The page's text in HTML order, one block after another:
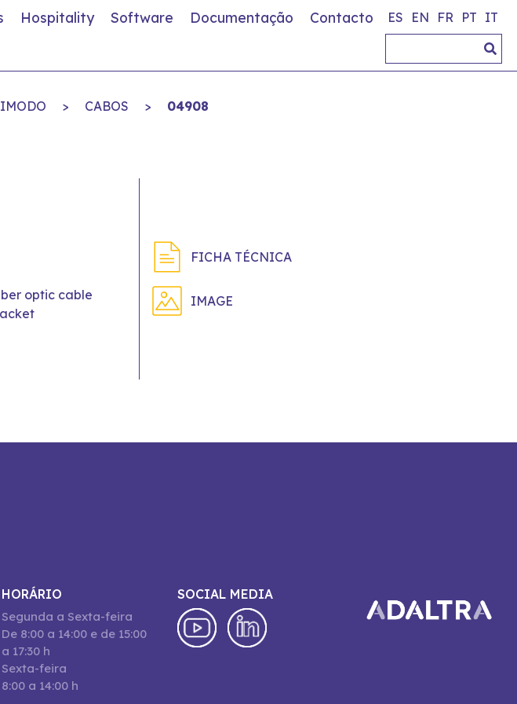
Hospitality Software Documentação Contacto ES EN FR PT IT
> CABOS > 04908
optic cable
FICHA TÉCNICA
IMAGE
HORÁRIO
Segunda a Sexta-feira
De 8:00 a 14:00 e de 15:00
a 17:30 h
Sexta-feira
8:00 a 14:00 h
SOCIAL MEDIA